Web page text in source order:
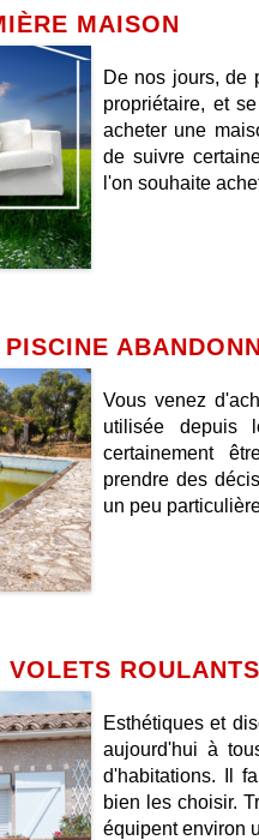
MAISON
De nos jours, de
propriétaire, et
acheter une
de suivre
l'on souhaite
Vous venez
utilisée depuis
certainement
prendre des
un peu
Esthétiques et
aujourd'hui à
d'habitations. Il
bien les choisir.
équipent environ